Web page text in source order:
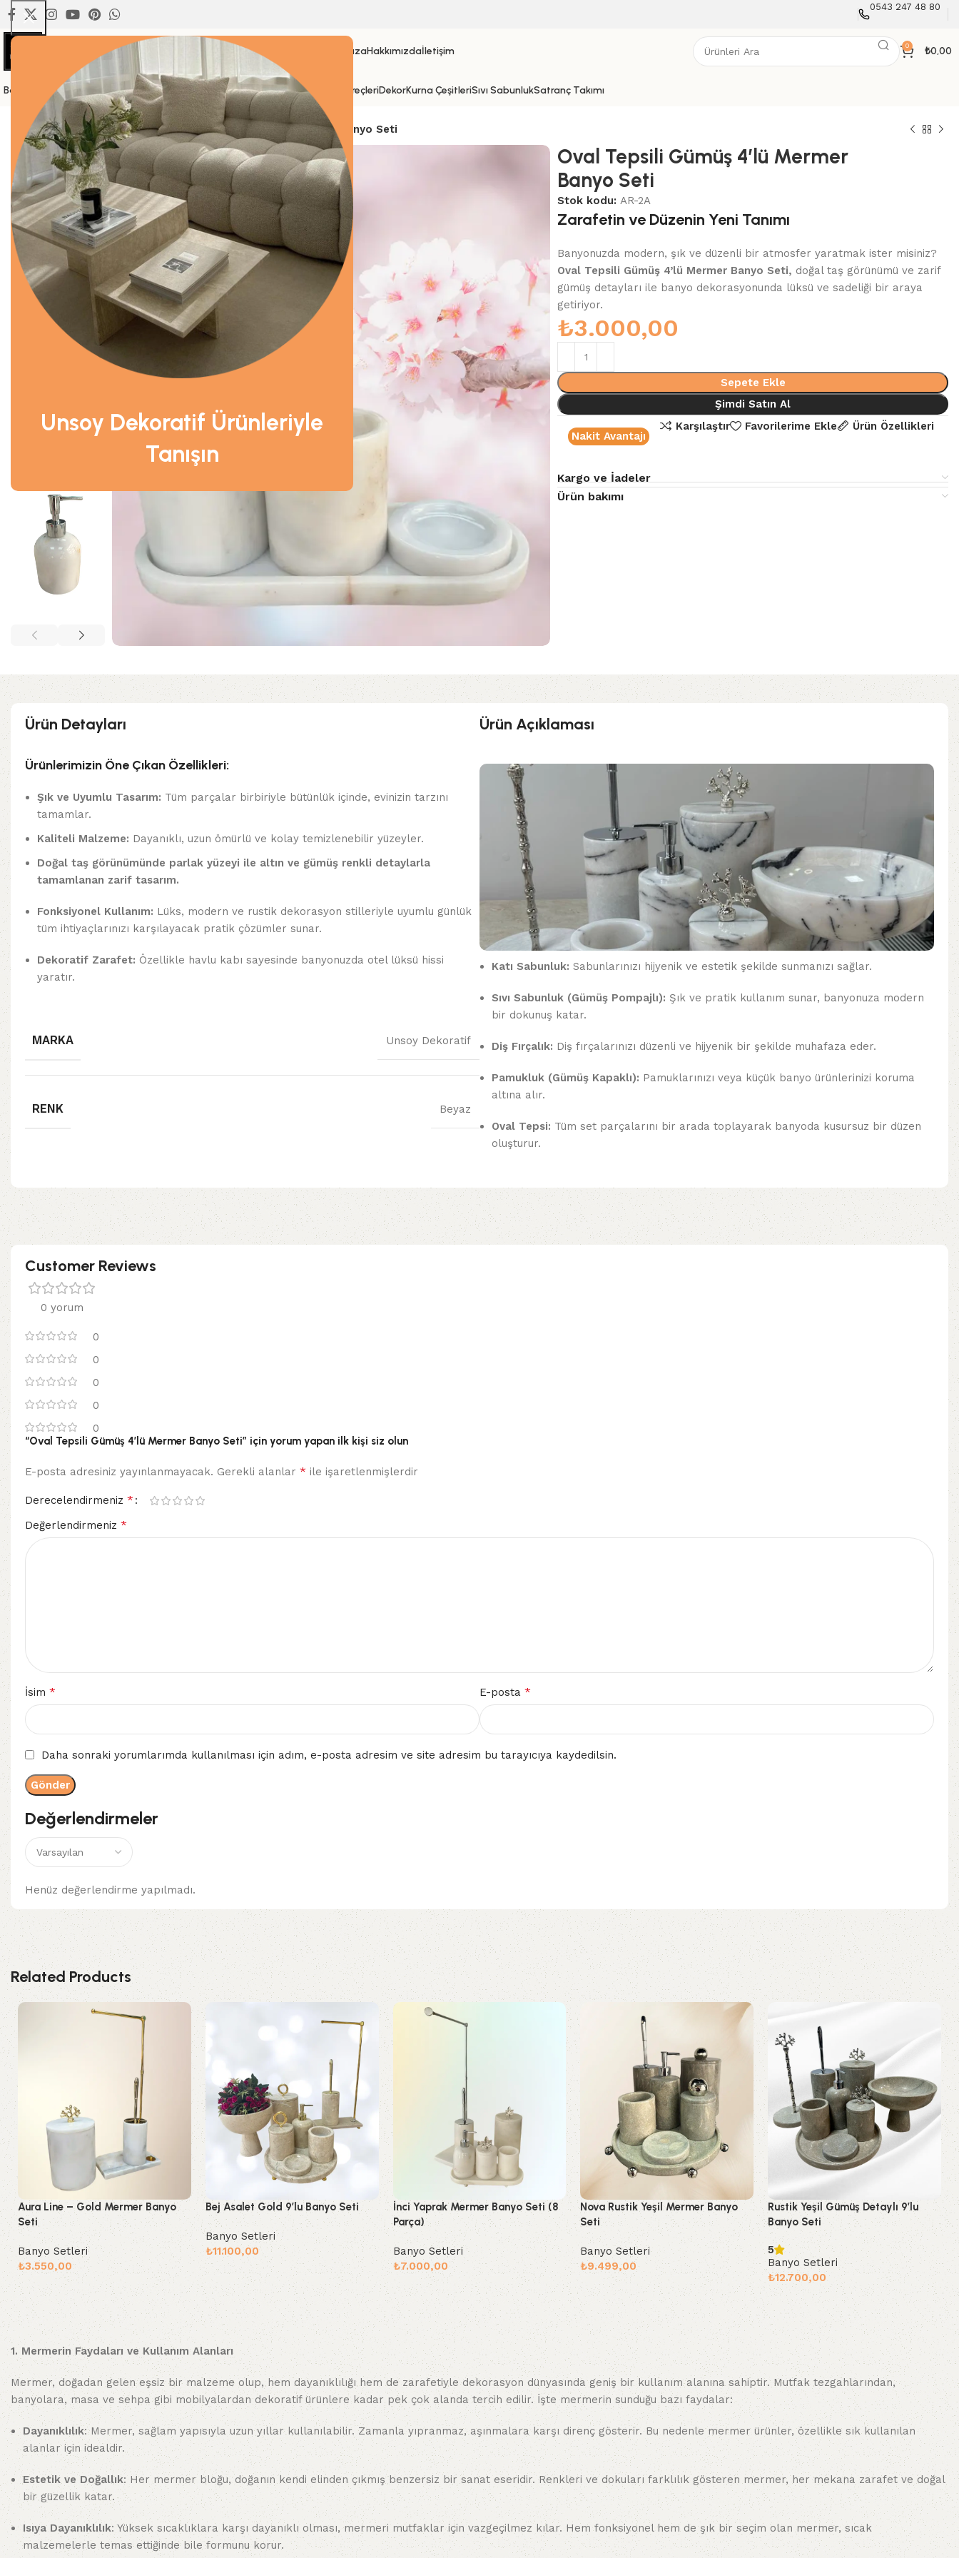
Unsoy Dekoratif Ürünleriyle
Tanışın
0543 247 48 80
MağazaHakkımızdaİletişim 0 ₺0,00
Banyo Setleri Ayaklı KaselerHavluluklar Yemek MasasıOrta SehpaMutfak GereçleriDekorKurna ÇeşitleriSıvı SabunlukSatranç Takımı
Ana Sayfa Banyo Setleri Oval Tepsili Gümüş 4’lü Mermer Banyo Seti
Oval Tepsili Gümüş 4’lü Mermer
Banyo Seti
Stok kodu:AR-2A
Zarafetin ve Düzenin Yeni Tanımı
Banyonuzda modern, şık ve düzenli bir atmosfer yaratmak ister misiniz?
Oval Tepsili Gümüş 4’lü Mermer Banyo Seti, doğal taş görünümü ve zarif
gümüş detayları ile banyo dekorasyonunda lüksü ve sadeliği bir araya
getiriyor.
₺3.000,00
Sepete Ekle
Şimdi Satın Al
Nakit Avantajı
Karşılaştır Favorilerime Ekle Ürün Özellikleri
Kargo ve İadeler
Ürün bakımı
Ürün Detayları
Ürünlerimizin Öne Çıkan Özellikleri:
Şık ve Uyumlu Tasarım: Tüm parçalar birbiriyle bütünlük içinde, evinizin tarzını
tamamlar.
Kaliteli Malzeme: Dayanıklı, uzun ömürlü ve kolay temizlenebilir yüzeyler.
Doğal taş görünümünde parlak yüzeyi ile altın ve gümüş renkli detaylarla
tamamlanan zarif tasarım.
Fonksiyonel Kullanım: Lüks, modern ve rustik dekorasyon stilleriyle uyumlu günlük
tüm ihtiyaçlarınızı karşılayacak pratik çözümler sunar.
Dekoratif Zarafet: Özellikle havlu kabı sayesinde banyonuzda otel lüksü hissi
yaratır.
MARKA Unsoy Dekoratif
RENK Beyaz
Ürün Açıklaması
Katı Sabunluk: Sabunlarınızı hijyenik ve estetik şekilde sunmanızı sağlar.
Sıvı Sabunluk (Gümüş Pompajlı): Şık ve pratik kullanım sunar, banyonuza modern
bir dokunuş katar.
Diş Fırçalık: Diş fırçalarınızı düzenli ve hijyenik bir şekilde muhafaza eder.
Pamukluk (Gümüş Kapaklı): Pamuklarınızı veya küçük banyo ürünlerinizi koruma
altına alır.
Oval Tepsi: Tüm set parçalarını bir arada toplayarak banyoda kusursuz bir düzen
oluşturur.
Customer Reviews
0 yorum
0
0
0
0
0
Değerlendirmeler
Henüz değerlendirme yapılmadı.
“Oval Tepsili Gümüş 4’lü Mermer Banyo Seti” için yorum yapan ilk kişi siz olun
E-posta adresiniz yayınlanmayacak. Gerekli alanlar * ile işaretlenmişlerdir
Derecelendirmeniz *
Değerlendirmeniz *
İsim * E-posta *
Daha sonraki yorumlarımda kullanılması için adım, e-posta adresim ve site adresim bu tarayıcıya kaydedilsin.
Related Products
Aura Line – Gold Mermer Banyo
Seti
Banyo Setleri
₺3.550,00
Sepete Ekle
Bej Asalet Gold 9’lu Banyo Seti
Banyo Setleri
₺11.100,00
Sepete Ekle
İnci Yaprak Mermer Banyo Seti (8
Parça)
Banyo Setleri
₺7.000,00
Sepete Ekle
Nova Rustik Yeşil Mermer Banyo
Seti
Banyo Setleri
₺9.499,00
Sepete Ekle
Rustik Yeşil Gümüş Detaylı 9’lu
Banyo Seti
5
Banyo Setleri
₺12.700,00
Sepete Ekle
1. Mermerin Faydaları ve Kullanım Alanları
Mermer, doğadan gelen eşsiz bir malzeme olup, hem dayanıklılığı hem de zarafetiyle dekorasyon dünyasında geniş bir kullanım alanına sahiptir. Mutfak tezgahlarından,
banyolara, masa ve sehpa gibi mobilyalardan dekoratif ürünlere kadar pek çok alanda tercih edilir. İşte mermerin sunduğu bazı faydalar:
Dayanıklılık: Mermer, sağlam yapısıyla uzun yıllar kullanılabilir. Zamanla yıpranmaz, aşınmalara karşı direnç gösterir. Bu nedenle mermer ürünler, özellikle sık kullanılan
alanlar için idealdir.
Estetik ve Doğallık: Her mermer bloğu, doğanın kendi elinden çıkmış benzersiz bir sanat eseridir. Renkleri ve dokuları farklılık gösteren mermer, her mekana zarafet ve doğal
bir güzellik katar.
Isıya Dayanıklılık: Yüksek sıcaklıklara karşı dayanıklı olması, mermeri mutfaklar için vazgeçilmez kılar. Hem fonksiyonel hem de şık bir seçim olan mermer, sıcak
malzemelerle temas ettiğinde bile formunu korur.